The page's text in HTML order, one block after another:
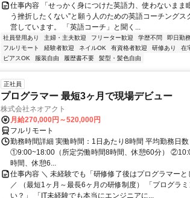
仕事内容 「せっかく身につけた英語力、使わないまま
う挫折したくない”と願う人のための英語コーチング
営しています。 「英語コーチ」と聞く...
社員登用あり 主婦・主夫歓迎 フリーター歓迎 学歴不問 即日勤
フルリモート
経験者歓迎 ネイルOK 有資格者歓迎 研修あり 在
ピアスOK
服装自由 履歴書不要 髪型・髪色自由
正社員
プログラマー 最短3ヶ月で現場デビュー
株式会社ネオアクト
月給270,000円～520,000円
フルリモート
勤務時間詳細 実働時間：1日あたり8時間 平均勤務日
①9:00~18:00（所定労働時間8時間、休憩60分）
時間、休憩6...
仕事内容 ＼ 未経験でも「研修修了後はプログラマー
／ （最短1ヶ月～最長6ヶ月の研修制度） 「プログラ
い？」 「IT未経験でも本当にエンジニアに...